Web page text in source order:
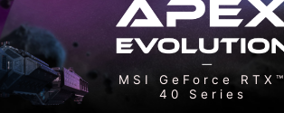
MSI GeForce RTX™
40 Series